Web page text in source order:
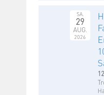
SA.
29
AUG.
2026